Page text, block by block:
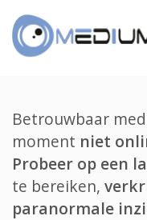
Betrouwbaar
moment niet
Probeer op een
te bereiken,
paranormale